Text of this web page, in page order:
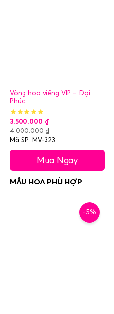
Vòng hoa viếng VIP – Đại
Phúc
3.500.000 ₫
4.000.000₫
Mã SP: MV-323
Mua Ngay
-5%